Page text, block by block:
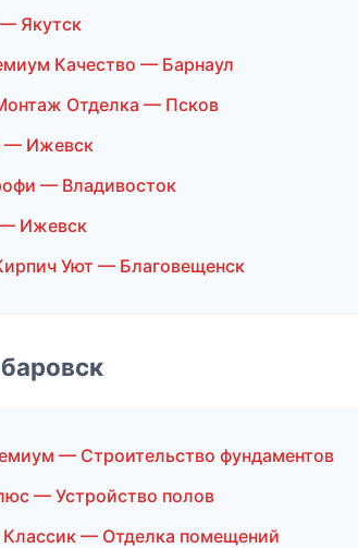
Якутск
Качество — Барнаул
Отделка — Псков
— Ижевск
— Владивосток
Ижевск
Уют — Благовещенск
— Строительство фундаментов
— Устройство полов
Классик — Отделка помещений